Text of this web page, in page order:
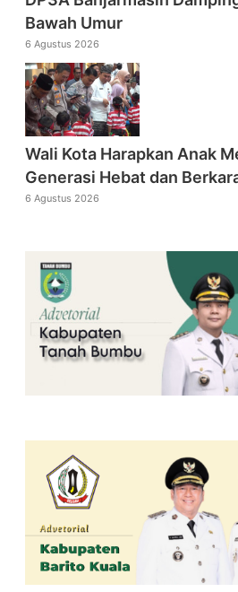
Bawah Umur
6 Agustus 2026
Wali Kota Harapkan Anak
Generasi Hebat dan
6 Agustus 2026